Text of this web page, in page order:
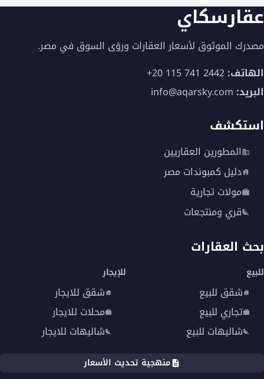
عقارسكاي
مصدرك الموثوق لأسعار العقارات ورؤى السوق في مصر.
الهاتف:+20 115 741 2442
البريد: info@aqarsky.com
استكشف
المطورين العقاريين
دليل كمبوندات مصر
مولات تجارية
قري ومنتجعات
بحث العقارات
للبيع
شقق للبيع
تجاري للبيع
شاليهات للبيع
للإيجار
شقق للايجار
محلات للايجار
شاليهات للايجار
منهجية تحديث الأسعار